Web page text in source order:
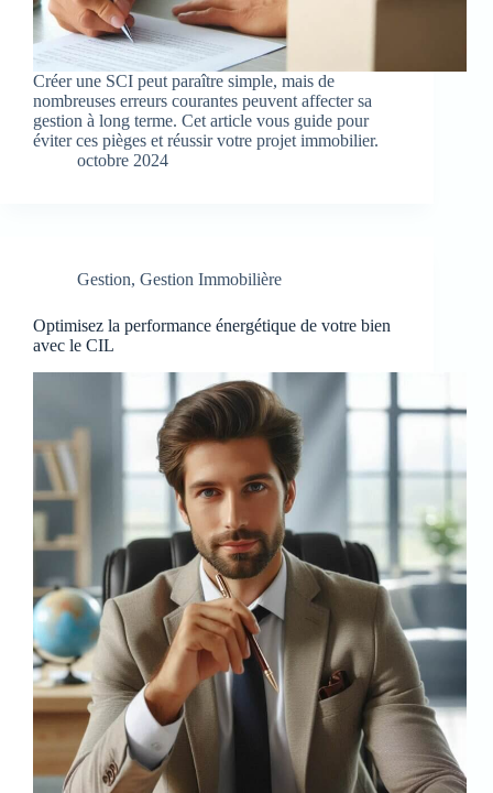
Créer une SCI peut paraître simple, mais de
nombreuses erreurs courantes peuvent affecter sa
gestion à long terme. Cet article vous guide pour
éviter ces pièges et réussir votre projet immobilier.
octobre 2024
Gestion, Gestion Immobilière
Optimisez la performance énergétique de votre bien
avec le CIL